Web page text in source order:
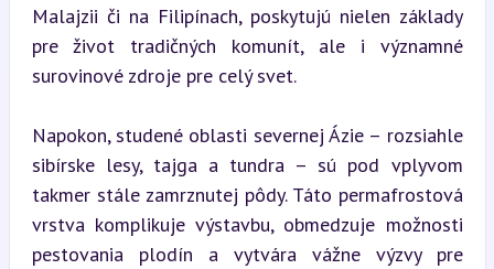
Malajzii či na Filipínach, poskytujú nielen základy
pre život tradičných komunít, ale i významné
surovinové zdroje pre celý svet.
Napokon, studené oblasti severnej Ázie – rozsiahle
sibírske lesy, tajga a tundra – sú pod vplyvom
takmer stále zamrznutej pôdy. Táto permafrostová
vrstva komplikuje výstavbu, obmedzuje možnosti
pestovania plodín a vytvára vážne výzvy pre